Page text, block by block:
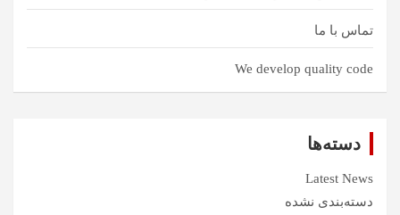
تماس با ما
We develop quality code
دسته‌ها
Latest News
دسته‌بندی نشده